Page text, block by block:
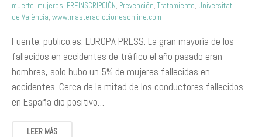
muerte, mujeres, PREINSCRIPCIÓN, Prevención, Tratamiento, Universitat
de València, www.masteradiccionesonline.com
Fuente: publico.es. EUROPA PRESS. La gran mayoría de los
fallecidos en accidentes de tráfico el año pasado eran
hombres, solo hubo un 5% de mujeres fallecidas en
accidentes. Cerca de la mitad de los conductores fallecidos
en España dio positivo…
LEER MÁS